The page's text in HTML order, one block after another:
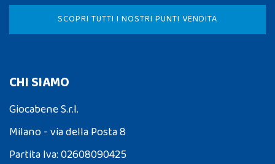
SCOPRI TUTTI I NOSTRI PUNTI VENDITA
CHI SIAMO
Giocabene S.r.l.
Milano - via della Posta 8
Partita Iva: 02608090425